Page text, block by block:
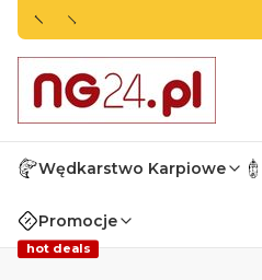
Wędkarstwo Karpiowe
Promocje
hot deals